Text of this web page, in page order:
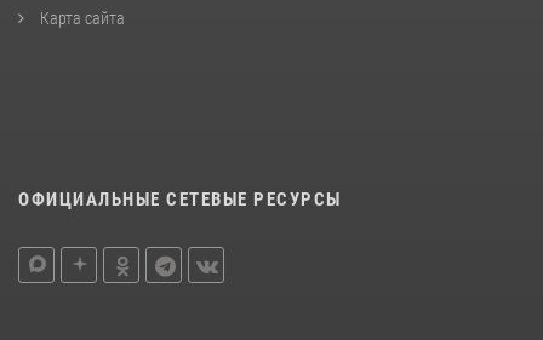
Карта сайта
ОФИЦИАЛЬНЫЕ СЕТЕВЫЕ РЕСУРСЫ